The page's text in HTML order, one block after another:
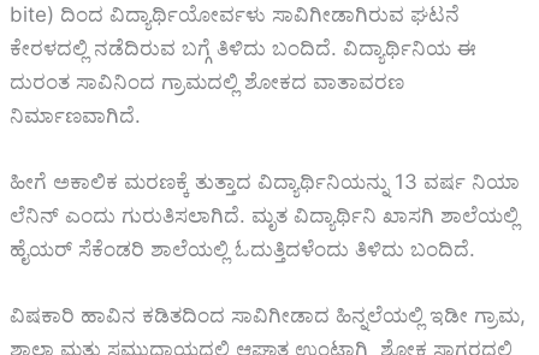
bite) ದಿಂದ ವಿದ್ಯಾರ್ಥಿಯೋರ್ವಳು ಸಾವಿಗೀಡಾಗಿರುವ ಘಟನೆ
ಕೇರಳದಲ್ಲಿ ನಡೆದಿರುವ ಬಗ್ಗೆ ತಿಳಿದು ಬಂದಿದೆ. ವಿದ್ಯಾರ್ಥಿನಿಯ ಈ
ದುರಂತ ಸಾವಿನಿಂದ ಗ್ರಾಮದಲ್ಲಿ ಶೋಕದ ವಾತಾವರಣ
ನಿರ್ಮಾಣವಾಗಿದೆ.
ಹೀಗೆ ಅಕಾಲಿಕ ಮರಣಕ್ಕೆ ತುತ್ತಾದ ವಿದ್ಯಾರ್ಥಿನಿಯನ್ನು 13 ವರ್ಷ ನಿಯಾ
ಲೆನಿನ್ ಎಂದು ಗುರುತಿಸಲಾಗಿದೆ. ಮೃತ ವಿದ್ಯಾರ್ಥಿನಿ ಖಾಸಗಿ ಶಾಲೆಯಲ್ಲಿ
ಹೈಯರ್ ಸೆಕೆಂಡರಿ ಶಾಲೆಯಲ್ಲಿ ಓದುತ್ತಿದಳೆಂದು ತಿಳಿದು ಬಂದಿದೆ.
ವಿಷಕಾರಿ ಹಾವಿನ ಕಡಿತದಿಂದ ಸಾವಿಗೀಡಾದ ಹಿನ್ನಲೆಯಲ್ಲಿ ಇಡೀ ಗ್ರಾಮ,
ಶಾಲಾ ಮತ್ತು ಸಮುದಾಯದಲ್ಲಿ ಆಘಾತ ಉಂಟಾಗಿ ಶೋಕ ಸಾಗರದಲ್ಲಿ